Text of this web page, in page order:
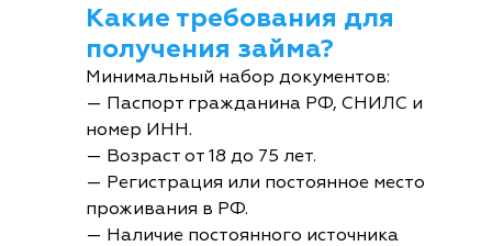
Какие требования для
получения займа?
Минимальный набор документов:
— Паспорт гражданина РФ, СНИЛС и
номер ИНН.
— Возраст от 18 до 75 лет.
— Регистрация или постоянное место
проживания в РФ.
— Наличие постоянного источника